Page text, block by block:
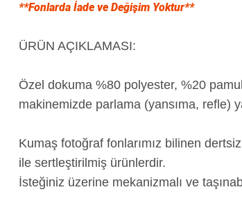
**Fonlarda İade ve Değişim Yoktur**
ÜRÜN AÇIKLAMASI:
Özel dokuma %80 polyester, %20
makinemizde parlama (yansıma, refle)
Kumaş fotoğraf fonlarımız bilinen
ile sertleştirilmiş ürünlerdir.
İsteğiniz üzerine mekanizmalı ve